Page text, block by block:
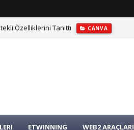
Özelliklerini Tanıttı CANVA
ETWINNING WEB2 ARAÇLARI